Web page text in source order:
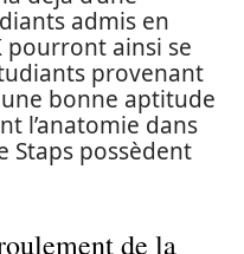
admis en
pourront ainsi se
provenant
bonne aptitude
l’anatomie dans
Staps possèdent
de la